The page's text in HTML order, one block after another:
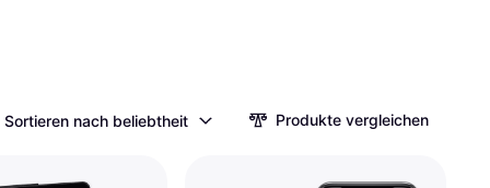
Sortieren nach beliebtheit Produkte vergleichen